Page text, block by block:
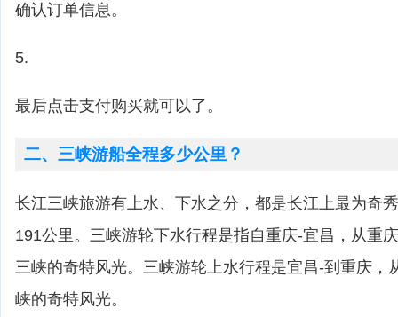
确认订单信息。
5.
最后点击支付购买就可以了。
二、三峡游船全程多少公里？
长江三峡旅游有上水、下水之分，都是长江上最为奇
191公里。三峡游轮下水行程是指自重庆-宜昌，从重
三峡的奇特风光。三峡游轮上水行程是宜昌-到重庆，
峡的奇特风光。